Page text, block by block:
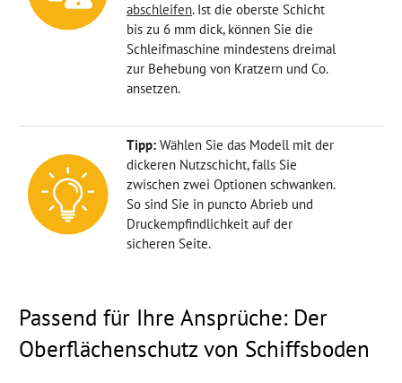
abschleifen. Ist die oberste Schicht
bis zu 6 mm dick, können Sie die
Schleifmaschine mindestens dreimal
zur Behebung von Kratzern und Co.
ansetzen.
Tipp: Wählen Sie das Modell mit der
dickeren Nutzschicht, falls Sie
zwischen zwei Optionen schwanken.
So sind Sie in puncto Abrieb und
Druckempfindlichkeit auf der
sicheren Seite.
Passend für Ihre Ansprüche: Der
Oberflächenschutz von Schiffsboden